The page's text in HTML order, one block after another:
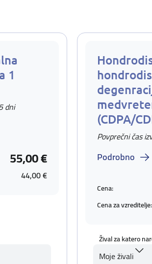
1
dni
55,00 €
44,00 €
(CDPA/
Povprečni čas
Podrobno
Cena:
Cena za vzreditelje:
Žival za katero
Moje živali